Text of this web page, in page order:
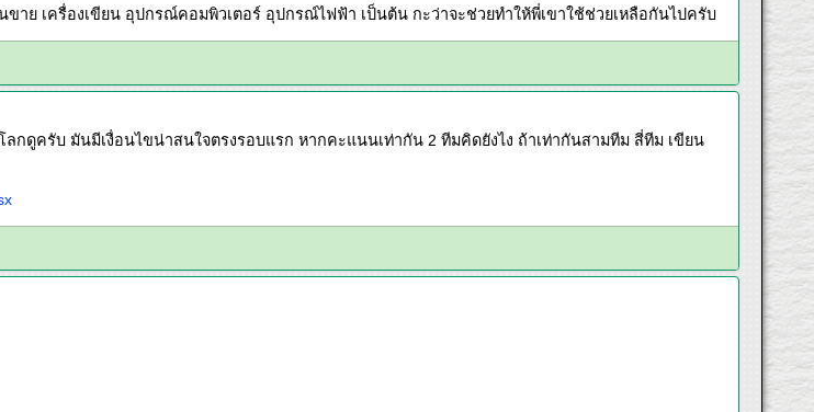
าย เครื่องเขียน อุปกรณ์คอมพิวเตอร์ อุปกรณ์ไฟฟ้า เป็นต้น กะว่าจะช่วยทำให้พี่เขาใช้ช่วยเหลือกันไปครับ
กดูครับ มันมีเงื่อนไขน่าสนใจตรงรอบแรก หากคะแนนเท่ากัน 2 ทีมคิดยังไง ถ้าเท่ากันสามทีม สี่ทีม เขียน